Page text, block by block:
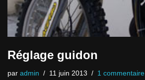
Réglage guidon
par admin 11 juin 2013 1 commentaire